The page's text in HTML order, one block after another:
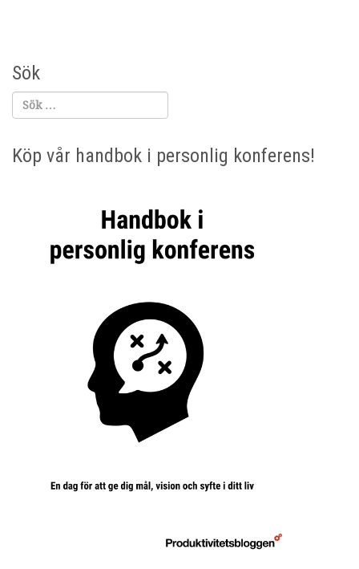
Sök
Köp vår handbok i personlig konferens!